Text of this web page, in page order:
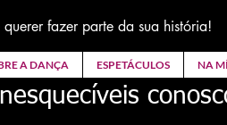
fazer parte da sua história!
A DANÇA ESPETÁCULOS NA